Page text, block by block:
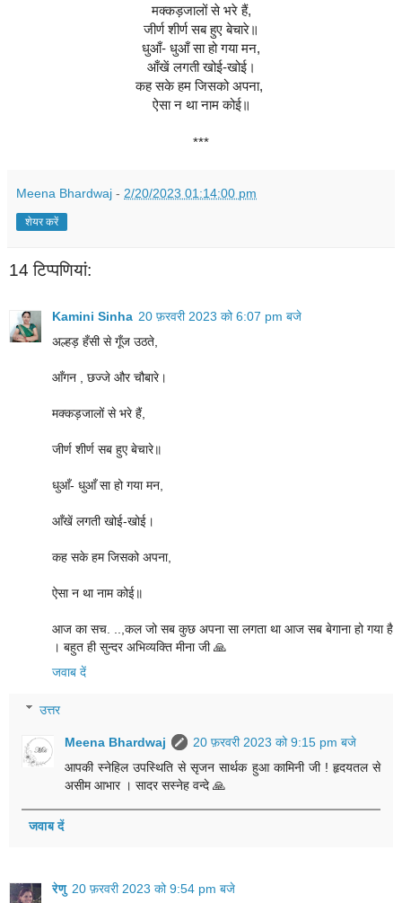
मक्कड़जालों से भरे हैं,
जीर्ण शीर्ण सब हुए बेचारे॥
धुआँ- धुआँ सा हो गया मन,
आँखें लगती खोई-खोई।
कह सके हम जिसको अपना,
ऐसा न था नाम कोई॥
***
Meena Bhardwaj - 2/20/2023 01:14:00 pm
शेयर करें
14 टिप्‍पणियां:
Kamini Sinha 20 फ़रवरी 2023 को 6:07 pm बजे
अल्हड़ हँसी से गूँज उठते,
आँगन , छज्जे और चौबारे।
मक्कड़जालों से भरे हैं,
जीर्ण शीर्ण सब हुए बेचारे॥
धुआँ- धुआँ सा हो गया मन,
आँखें लगती खोई-खोई।
कह सके हम जिसको अपना,
ऐसा न था नाम कोई॥
आज का सच. ‌..,कल जो सब कुछ अपना सा लगता था आज सब बेगाना हो गया है
। बहुत ही सुन्दर अभिव्यक्ति मीना जी 🙏
जवाब दें
उत्तर
Meena Bhardwaj
20 फ़रवरी 2023 को 9:15 pm बजे
आपकी स्नेहिल उपस्थिति से सृजन सार्थक हुआ कामिनी जी ! हृदयतल से
असीम आभार । सादर सस्नेह वन्दे 🙏
जवाब दें
रेणु 20 फ़रवरी 2023 को 9:54 pm बजे